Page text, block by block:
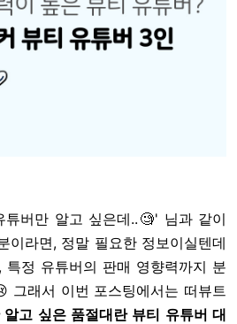
버만 알고 싶은데..🧐' 님과 같이
이라면, 정말 필요한 정보이실텐데
정 유튜버의 판매 영향력까지 분
그래서 이번 포스팅에서는 떠뷰트
알고 싶은 품절대란 뷰티 유튜버 대